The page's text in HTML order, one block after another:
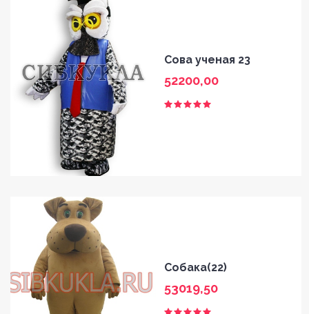
Сова ученая 23
52200,00
Собака(22)
53019,50